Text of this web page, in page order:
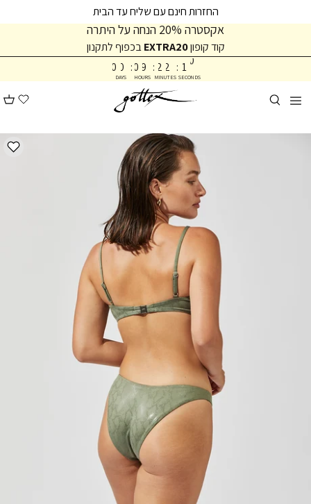
קריאה
לתפריט
העמוד
החזרות חינם עם שליח עד הבית
אקסטרה 20% הנחה על היתרה
0
0
DAYS
: 9
0
HOURS
: 2
2
MINUTES
: 0
1
1
1
SECONDS
קוד קופוןEXTRA20 בכפוף לתקנון